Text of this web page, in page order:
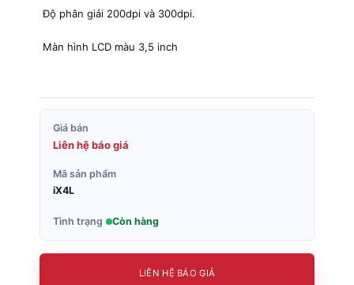
Độ phân giải 200dpi và 300dpi.
Màn hình LCD màu 3,5 inch
Giá bán
Liên hệ báo giá
Mã sản phẩm
iX4L
Tình trạng Còn hàng
LIÊN HỆ BÁO GIÁ